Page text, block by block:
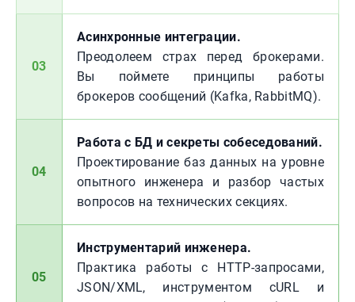
03
Асинхронные интеграции.
Преодолеем страх перед брокерами.
Вы поймете принципы работы
брокеров сообщений (Kafka, RabbitMQ).
04
Работа с БД и секреты собеседований.
Проектирование баз данных на уровне
опытного инженера и разбор частых
вопросов на технических секциях.
05
Инструментарий инженера.
Практика работы с HTTP-запросами,
JSON/XML, инструментом cURL и